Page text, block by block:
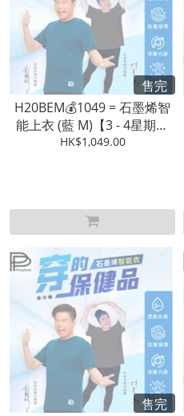
售完
H20BEM💰1049 = 石墨烯智
能上衣 (藍 M)【3 - 4星期發
貨】
HK$1,049.00
售完